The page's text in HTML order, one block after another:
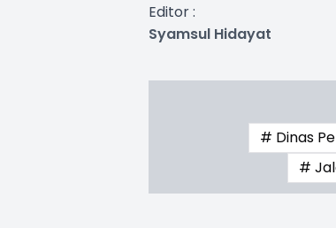
Editor :
Syamsul Hidayat
# Dinas
#